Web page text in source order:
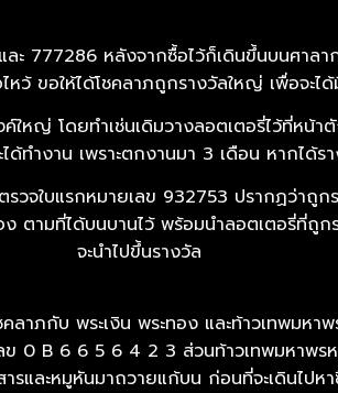
777286 หลังจากซื้อไว้ก็เดินขึ้นบนศาลา
ขอให้ได้โชคลาภถูกรางวัลใหญ่ เพื่อจะได้
หญ่ โดยทำเช่นเดิมวางลอตเตอรี่ไว้ที่หน้
ด้ทำงาน เพราะตกงานมา 3 เดือน หากได้
รวจใบแรกหมายเลข 932753 ปรากฏว่า
ามที่ได้บนบานไว้ พร้อมนำลอตเตอรี่ที่ถูก
จะนำไปขึ้นรางวัล
าภกับ พระเงิน พระทอง และท้าวเทพมหา
0 B 6 6 5 6 4 2 3 ส่วนท้าวเทพมหาพร
รและหมูหันมาถวายแก้บน ก่อนที่จะเดินไป